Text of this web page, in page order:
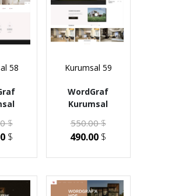
58
$
$
Kurumsal 59
WordGraf
Kurumsal
550.00$
490.00 $